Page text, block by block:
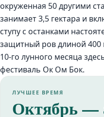
окруженная 50 другими
занимает 3,5 гектара и
ступу с останками
защитный ров длиной 400
10-го лунного месяца
фестиваль Ок Ом Бок.
ЛУЧШЕЕ ВРЕМЯ
Октябрь —